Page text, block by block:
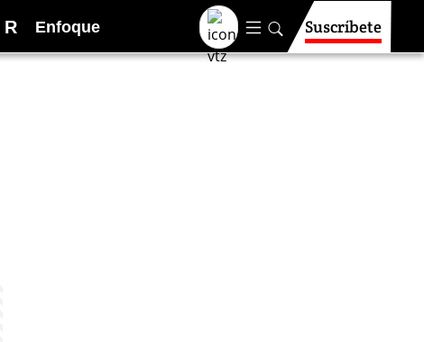
R Enfoque Suscríbete